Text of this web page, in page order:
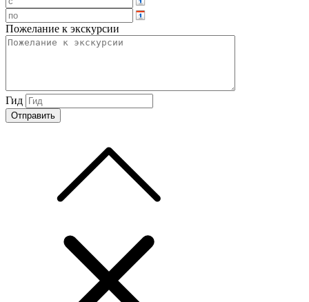
Пожелание к экскурсии
Гид